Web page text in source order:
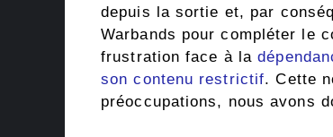
depuis la sortie et, par
Warbands pour compléter le
frustration face à la
son contenu restrictif. Cette
préoccupations, nous avons